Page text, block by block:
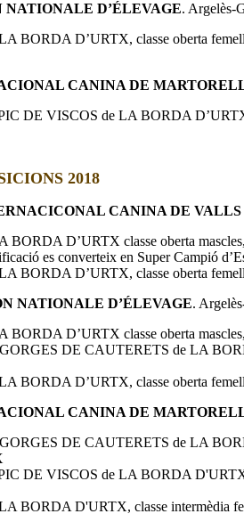
D’ÉLEVAGE. Argelès-
BORDA D’URTX, classe oberta
CANINA DE
DE VISCOS de LA BORDA
2018
CANINA DE VALLS
D’URTX classe oberta
es converteix en Super Campió
BORDA D’URTX, classe oberta
NATIONALE D’ÉLEVAGE.
D’URTX classe oberta
DE CAUTERETS de LA
BORDA D’URTX, classe oberta
CANINA DE
DE CAUTERETS de LA
DE VISCOS de LA BORDA
BORDA D'URTX, classe intermèdia